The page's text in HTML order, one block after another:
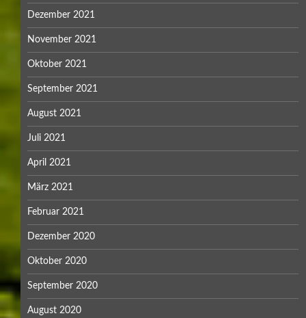
Dezember 2021
November 2021
Oktober 2021
September 2021
August 2021
Juli 2021
April 2021
März 2021
Februar 2021
Dezember 2020
Oktober 2020
September 2020
August 2020